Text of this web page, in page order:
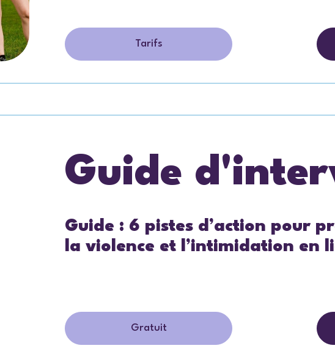
Tarifs
Guide
Guide : 6 pistes d’action pour
la violence et l’intimidation en
Gratuit